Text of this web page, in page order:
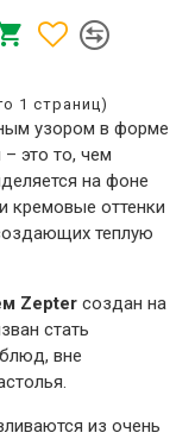
узором в форме
это то, чем
на фоне
кремовые оттенки
теплую
Zepter создан на
стать
вне
из очень
1 страниц)